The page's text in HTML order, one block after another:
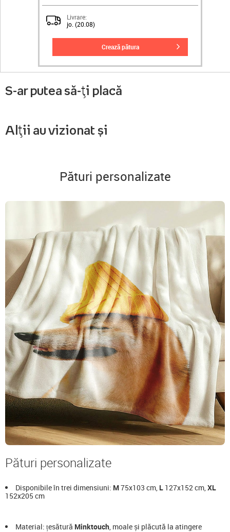
Livrare:
jo. (20.08)
crează pătura
S-ar putea să-ți placă
Alții au vizionat și
Pături personalizate
Pături personalizate
Disponibile în trei dimensiuni: M75x103 cm, L 127x152 cm,XL
152x205 cm
Material: țesătură Minktouch, moale și plăcută la atingere